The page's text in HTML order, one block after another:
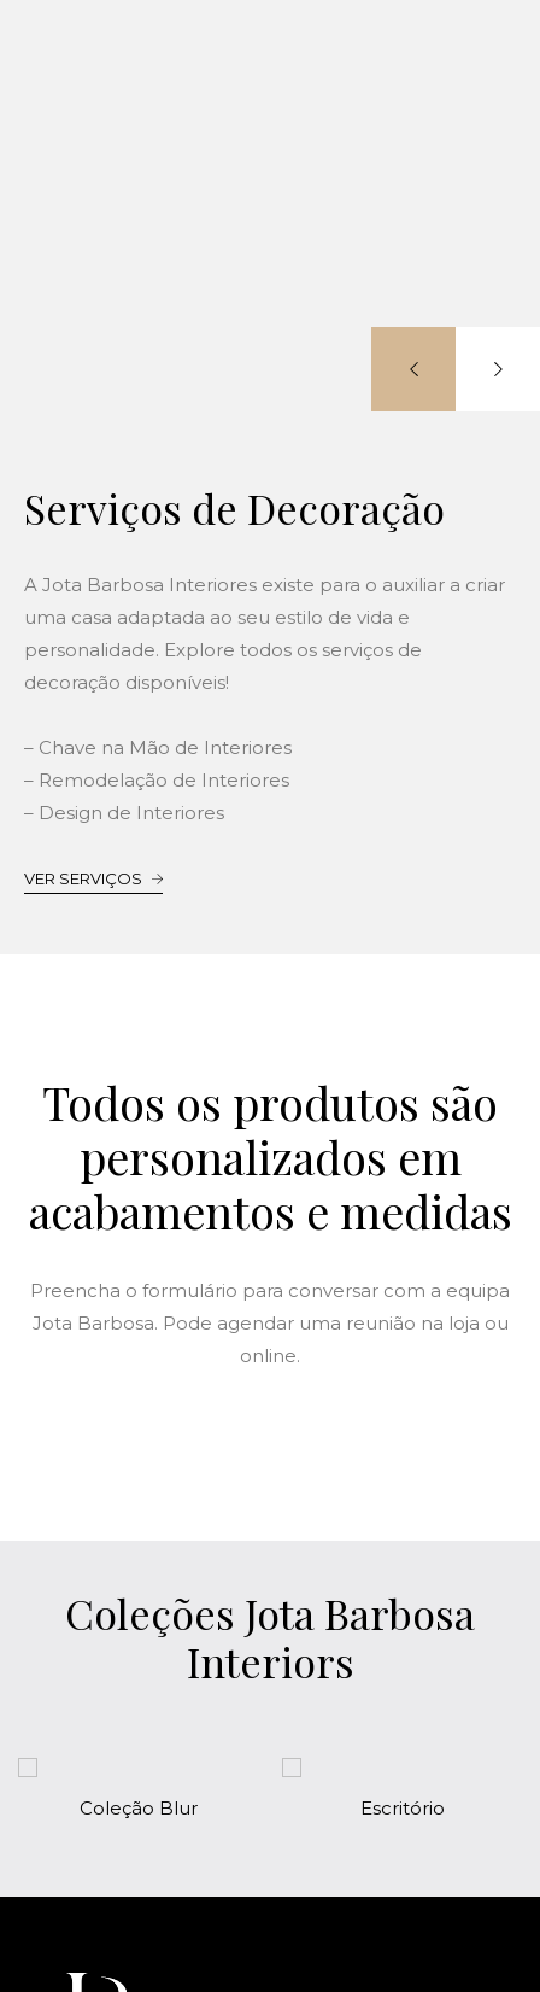
Serviços de Decoração
A Jota Barbosa Interiores existe para o auxiliar a criar
uma casa adaptada ao seu estilo de vida e
personalidade. Explore todos os serviços de
decoração disponíveis!
– Chave na Mão de Interiores
– Remodelação de Interiores
– Design de Interiores
VER SERVIÇOS
Todos os produtos são
personalizados em
acabamentos e medidas
Preencha o formulário para conversar com a equipa
Jota Barbosa. Pode agendar uma reunião na loja ou
online.
Coleções Jota Barbosa
Interiors
Coleção Blur Escritório